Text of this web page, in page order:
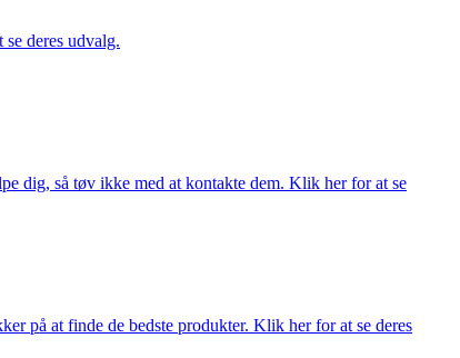
deres udvalg.
dig, så tøv ikke med at kontakte dem. Klik her for at se
på at finde de bedste produkter. Klik her for at se deres